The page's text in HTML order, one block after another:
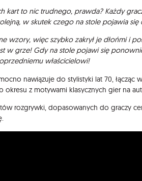
kart to nic trudnego, prawda? Każdy
w skutek czego na stole pojawia
wzory, więc szybko zakrył je dłońmi i
w grze! Gdy na stole pojawi się
właścicielowi!
nawiązuje do stylistyki lat 70, łącząc
z motywami klasycznych gier na
rozgrywki, dopasowanych do graczy